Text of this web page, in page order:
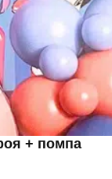
+ помпа